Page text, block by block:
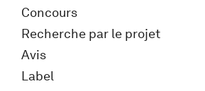
Concours
Recherche par le projet
Avis
Label